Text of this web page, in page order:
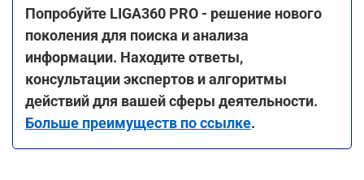
Попробуйте LIGA360 PRO - решение нового
поколения для поиска и анализа
информации. Находите ответы,
консультации экспертов и алгоритмы
действий для вашей сферы деятельности.
Больше преимуществ по ссылке.